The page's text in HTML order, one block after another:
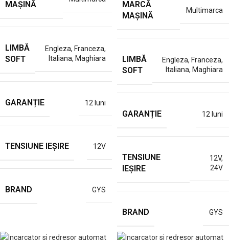
MAȘINĂ
LIMBĂ
SOFT
Engleza, Franceza,
Italiana, Maghiara
GARANȚIE 12 luni
TENSIUNE IEȘIRE 12V
BRAND GYS
MARCĂ
MAȘINĂ
Multimarca
LIMBĂ
SOFT
Engleza, Franceza,
Italiana, Maghiara
GARANȚIE 12 luni
TENSIUNE
IEȘIRE
12V,
24V
BRAND GYS